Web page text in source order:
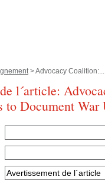
> Advocacy Coalition:...
l´article:
to Document War